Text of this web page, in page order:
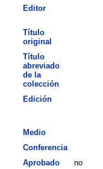
Editor
Título
original
Título
abreviado
de la
colección
Edición
Medio
Conferencia
Aprobado
no